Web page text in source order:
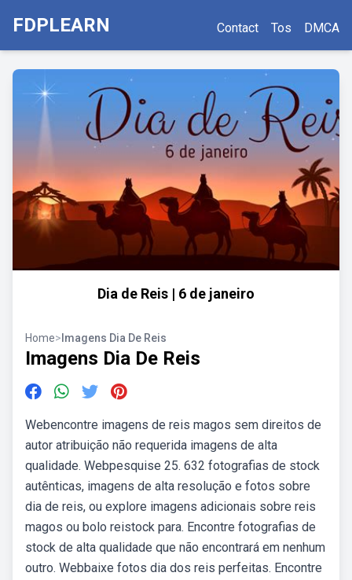
FDPLEARN Contact Tos DMCA
Dia de Reis | 6 de janeiro
Home> Imagens Dia De Reis
Imagens Dia De Reis
Webencontre imagens de reis magos sem direitos de
autor atribuição não requerida imagens de alta
qualidade. Webpesquise 25. 632 fotografias de stock
autênticas, imagens de alta resolução e fotos sobre
dia de reis, ou explore imagens adicionais sobre reis
magos ou bolo reistock para. Encontre fotografias de
stock de alta qualidade que não encontrará em nenhum
outro. Webbaixe fotos dia dos reis perfeitas. Encontre